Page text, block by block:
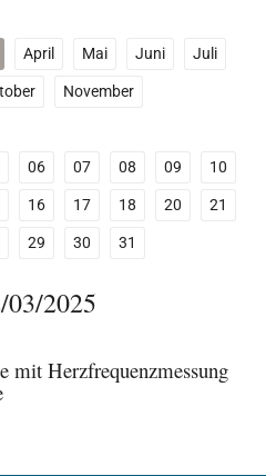
April Mai Juni
Juli
November
06 07 08 09
10
16 17 18 20
21
29 30 31
2025
mit Herzfrequenzmessung